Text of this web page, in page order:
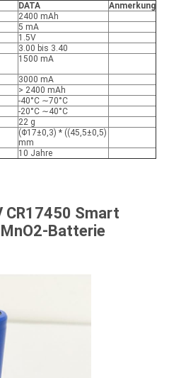
DATA
Anmerkung
2400 mAh
5 mA
1.5V
3.00 bis 3.40
1500 mA
3000 mA
> 2400 mAh
-40°C ∼70°C
-20°C ∼40°C
22 g
(Φ17±0,3) * ((45,5±0,5)
mm
10 Jahre
CR17450 Smart
Batterie